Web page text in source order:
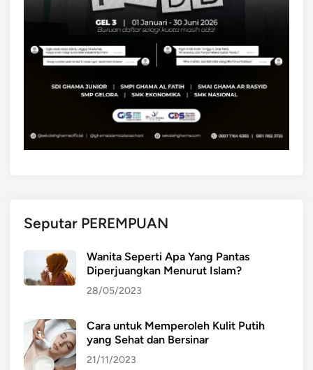
Seputar PEREMPUAN
Wanita Seperti Apa Yang Pantas
Diperjuangkan Menurut Islam?
28/05/2023
Cara untuk Memperoleh Kulit Putih
yang Sehat dan Bersinar
21/11/2023